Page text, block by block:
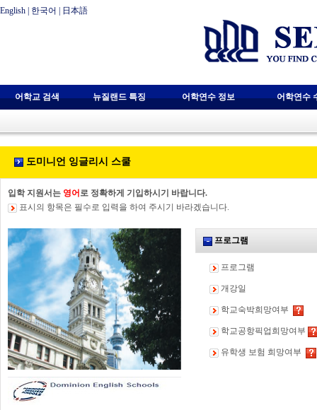
English 한국어 日本語
어학교 검색 뉴질랜드 특징 어학연수 정보 어학연수
도미니언 잉글리시 스쿨
입학 지원서는 영어 로 정확하게 기입하시기 바랍니다.
표시의 항목은 필수로 입력을 하여 주시기 바라겠습니다.
프로그램
프로그램
개강일
학교숙박희망여부
학교공항픽업희망여부
유학생 보험 희망여부